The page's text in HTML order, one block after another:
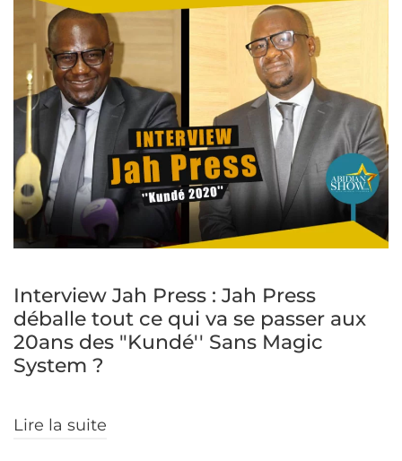
Interview Jah Press : Jah Press
déballe tout ce qui va se passer aux
20ans des "Kundé'' Sans Magic
System ?
Lire la suite